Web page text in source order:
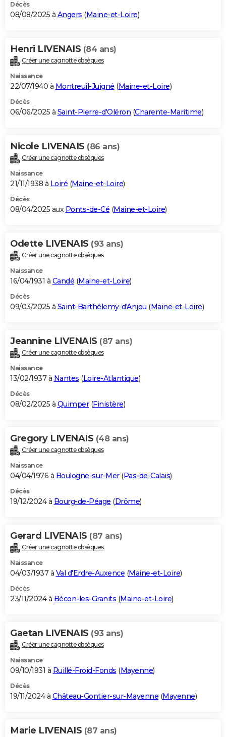
Décès
08/08/2025 à Angers (Maine-et-Loire)
Henri LIVENAIS (84 ans)
Créer une cagnotte obsèques
Naissance
22/07/1940 à Montreuil-Juigné (Maine-et-Loire)
Décès
06/06/2025 à Saint-Pierre-d'Oléron (Charente-Maritime)
Nicole LIVENAIS (86 ans)
Créer une cagnotte obsèques
Naissance
21/11/1938 à Loiré (Maine-et-Loire)
Décès
08/04/2025 aux Ponts-de-Cé (Maine-et-Loire)
Odette LIVENAIS (93 ans)
Créer une cagnotte obsèques
Naissance
16/04/1931 à Candé (Maine-et-Loire)
Décès
09/03/2025 à Saint-Barthélemy-d'Anjou (Maine-et-Loire)
Jeannine LIVENAIS (87 ans)
Créer une cagnotte obsèques
Naissance
13/02/1937 à Nantes (Loire-Atlantique)
Décès
08/02/2025 à Quimper(Finistère)
Gregory LIVENAIS (48 ans)
Créer une cagnotte obsèques
Naissance
04/04/1976 à Boulogne-sur-Mer(Pas-de-Calais)
Décès
19/12/2024 à Bourg-de-Péage (Drôme)
Gerard LIVENAIS (87 ans)
Créer une cagnotte obsèques
Naissance
04/03/1937 à Val d'Erdre-Auxence (Maine-et-Loire)
Décès
23/11/2024 à Bécon-les-Granits (Maine-et-Loire)
Gaetan LIVENAIS (93 ans)
Créer une cagnotte obsèques
Naissance
09/10/1931 à Ruillé-Froid-Fonds (Mayenne)
Décès
19/11/2024 à Château-Gontier-sur-Mayenne (Mayenne)
Marie LIVENAIS (87 ans)